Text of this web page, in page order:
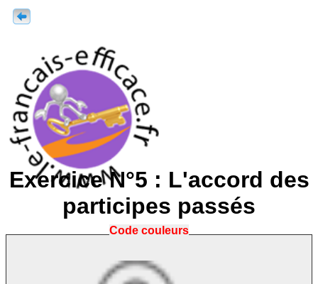
Exercice N°5 : L'accord des
participes passés